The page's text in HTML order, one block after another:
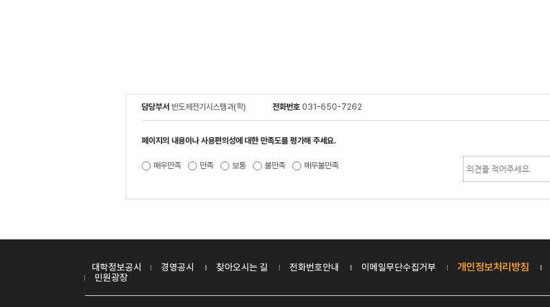
담당부서 반도체전기시스템과(학) 전화번호 031-650-7262
페이지의 내용이나 사용편의성에 대한 만족도를 평가해 주세요.
매우만족 만족 보통 불만족 매우불만족
대학정보공시 경영공시 찾아오시는 길 전화번호안내 이메일무단수집거부 개인정보처리방침
민원광장